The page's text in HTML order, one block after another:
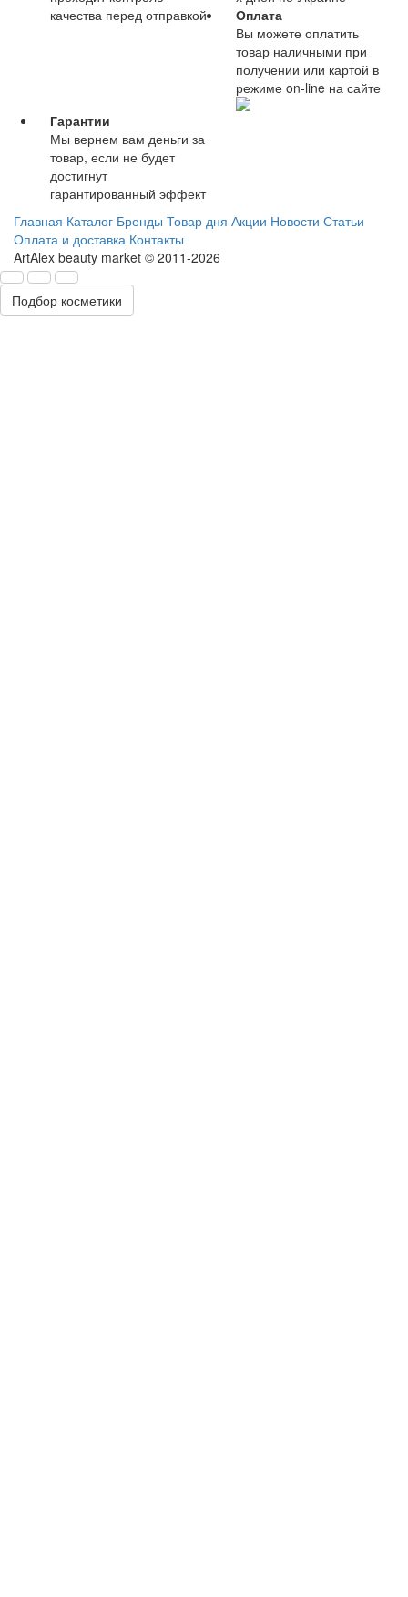
качества перед отправкой
Оплата
Вы можете оплатить
товар наличными при
получении или картой в
режиме on-line на сайте
Гарантии
Мы вернем вам деньги за
товар, если не будет
достигнут
гарантированный эффект
Главная Каталог Бренды Товар дня Акции Новости Статьи
Оплата и доставка Контакты
ArtAlex beauty market © 2011-2026
Подбор косметики